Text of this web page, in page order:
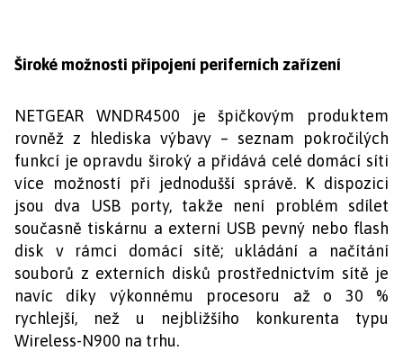
Široké možnosti připojení periferních zařízení
NETGEAR WNDR4500 je špičkovým produktem
rovněž z hlediska výbavy – seznam pokročilých
funkcí je opravdu široký a přidává celé domácí síti
více možností při jednodušší správě. K dispozici
jsou dva USB porty, takže není problém sdílet
současně tiskárnu a externí USB pevný nebo flash
disk v rámci domácí sítě; ukládání a načítání
souborů z externích disků prostřednictvím sítě je
navíc díky výkonnému procesoru až o 30 %
rychlejší, než u nejbližšího konkurenta typu
Wireless-N900 na trhu.